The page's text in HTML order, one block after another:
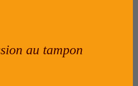
au tampon